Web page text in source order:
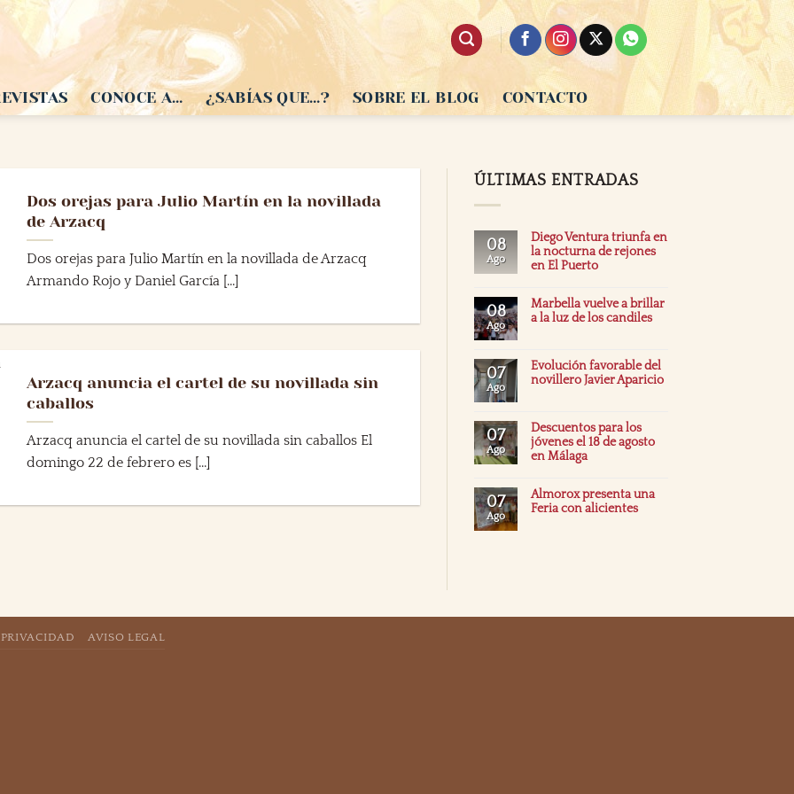
CONOCE A… ¿SABÍAS QUE…? SOBRE EL BLOG CONTACTO
Dos orejas para Julio Martín en la novillada
de Arzacq
Dos orejas para Julio Martín en la novillada de Arzacq
Armando Rojo y Daniel García [...]
Arzacq anuncia el cartel de su novillada sin
caballos
Arzacq anuncia el cartel de su novillada sin caballos El
domingo 22 de febrero es [...]
ÚLTIMAS ENTRADAS
08
Ago
Diego Ventura triunfa en
la nocturna de rejones
en El Puerto
08
Ago
Marbella vuelve a brillar
a la luz de los candiles
07
Ago
Evolución favorable del
novillero Javier Aparicio
07
Ago
Descuentos para los
jóvenes el 18 de agosto
en Málaga
07
Ago
Almorox presenta una
Feria con alicientes
AVISO LEGAL